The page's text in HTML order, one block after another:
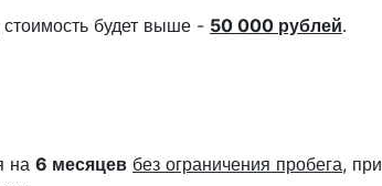
стоимость будет выше - 50 000 рублей.
на 6 месяцев без ограничения пробега, при